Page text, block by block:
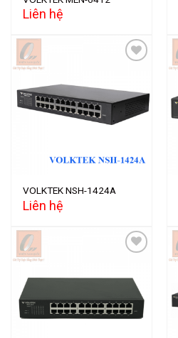
Liên hệ
Add to
wishlist
VOLKTEK NSH-1424A
Liên hệ
Add to
wishlist